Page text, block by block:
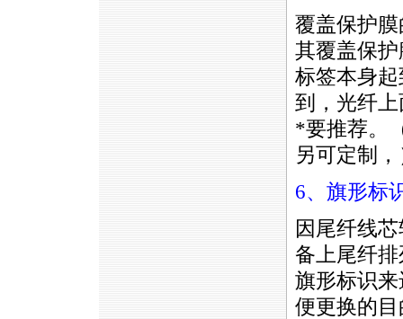
覆盖保护
其覆盖保
标签本身起
到，光纤
*要推荐。
另可定制
6、旗形标
因尾纤线
备上尾纤
旗形标识
便更换的